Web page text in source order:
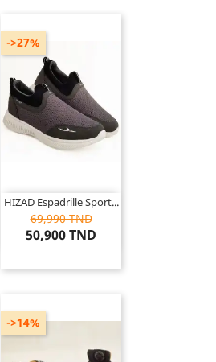
HIZAD Espadrille Sport...
69,990 TND
50,900 TND
->27%
->14%